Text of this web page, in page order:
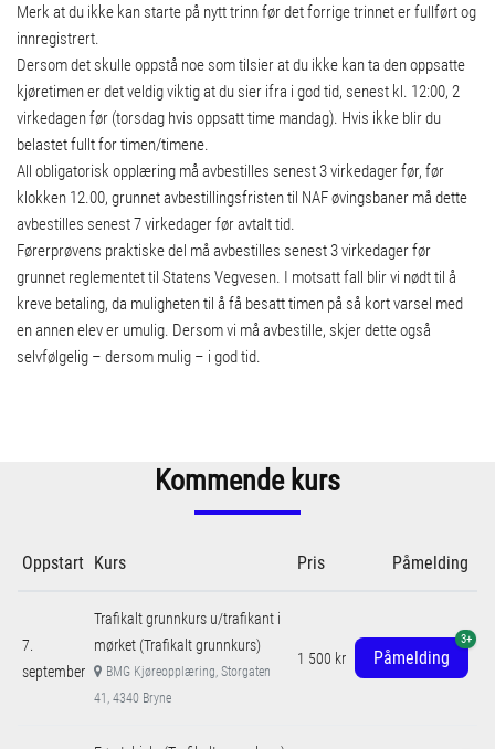
Merk at du ikke kan starte på nytt trinn før det forrige trinnet er fullført og
innregistrert.
Dersom det skulle oppstå noe som tilsier at du ikke kan ta den oppsatte
kjøretimen er det veldig viktig at du sier ifra i god tid, senest kl. 12:00, 2
virkedagen før (torsdag hvis oppsatt time mandag). Hvis ikke blir du
belastet fullt for timen/timene.
All obligatorisk opplæring må avbestilles senest 3 virkedager før, før
klokken 12.00, grunnet avbestillingsfristen til NAF øvingsbaner må dette
avbestilles senest 7 virkedager før avtalt tid.
Førerprøvens praktiske del må avbestilles senest 3 virkedager før
grunnet reglementet til Statens Vegvesen. I motsatt fall blir vi nødt til å
kreve betaling, da muligheten til å få besatt timen på så kort varsel med
en annen elev er umulig. Dersom vi må avbestille, skjer dette også
selvfølgelig – dersom mulig – i god tid.
Kommende kurs
Oppstart Kurs Pris Påmelding
7.
september
Trafikalt grunnkurs u/trafikant i
mørket (Trafikalt grunnkurs)
BMG Kjøreopplæring, Storgaten
41, 4340 Bryne
1 500 kr Påmelding
3+